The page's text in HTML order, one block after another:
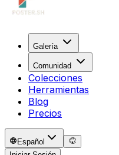
Galería
Comunidad
Colecciones
Herramientas
Blog
Precios
Español